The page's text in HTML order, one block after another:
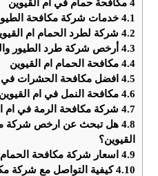
4 مكافحة حمام في ام القيوين
4.1 خدمات شركة مكافحة
4.2 شركة لطرد الحمام ام
4.3 أرخص شركة طرد الطيور
4.4 مكافحة الحمام ام القيوين
4.5 افضل مكافحة الحشرات في
4.6 مكافحة النمل في ام القيوين
4.7 شركة مكافحة الرمة في ام
4.8 هل تبحث عن ارخص شركة
القيوين؟
4.9 اسعار شركة مكافحة الحمام
4.10كيفية التواصل مع شركة